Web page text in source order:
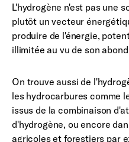
L'hydrogène n'est pas une
plutôt un vecteur
produire de l'énergie,
illimitée au vu de son
On trouve aussi de
les hydrocarbures comme
issus de la combinaison
d'hydrogène, ou encore
agricoles et forestiers par